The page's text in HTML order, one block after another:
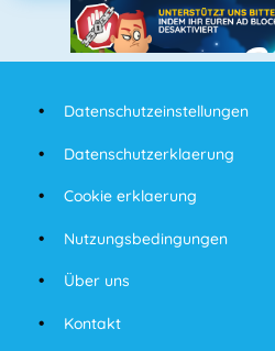
Datenschutzeinstellungen
Datenschutzerklaerung
Cookie erklaerung
Nutzungsbedingungen
Über uns
Kontakt